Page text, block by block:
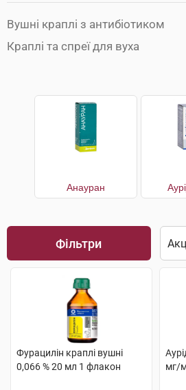
Вушні краплі з антибіотиком
Краплі та спреї для вуха
Анауран
Фільтри
Фурацилін краплі вушні
0,066 % 20 мл 1 флакон
мг/